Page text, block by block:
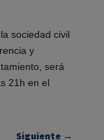
sociedad civil
y
será
21h en el
Siguiente →